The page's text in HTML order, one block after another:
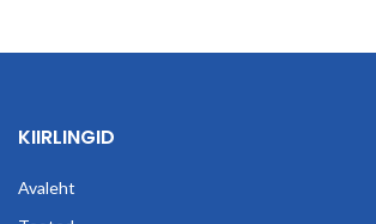
KIIRLINGID
Avaleht